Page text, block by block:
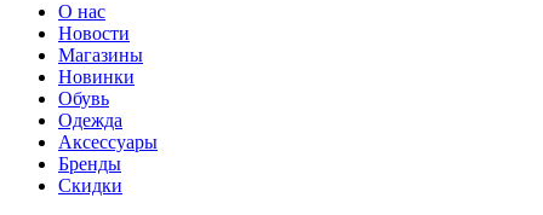
О нас
Новости
Магазины
Новинки
Обувь
Одежда
Аксессуары
Бренды
Скидки